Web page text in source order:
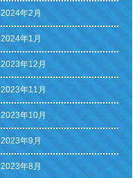
2024年2月
2024年1月
2023年12月
2023年11月
2023年10月
2023年9月
2023年8月